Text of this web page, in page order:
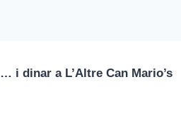
… i dinar a L’Altre Can Mario’s